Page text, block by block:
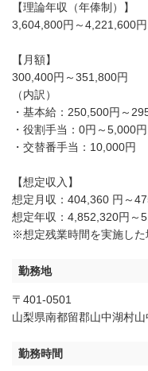
【理論年収（年俸制）】
3,604,800円～4,221,600円
【月額】
300,400円～351,800円
（内訳）
・基本給：250,500円～
・役割手当：0円～5,000円
・交替番手当：10,000円
【想定収入】
想定月収：404,360 円～
想定年収：4,852,320円～
※想定残業時間を実施し
勤務地
〒401-0501
山梨県南都留郡山中湖村
勤務時間